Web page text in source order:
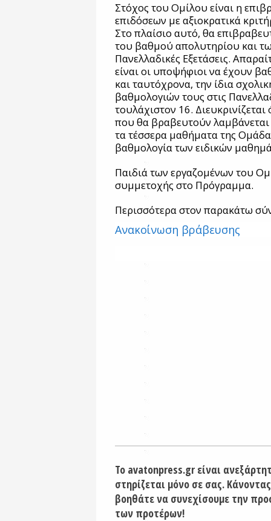
Στόχος του Ομίλου είναι η
επιδόσεων με αξιοκρατικά
Στο πλαίσιο αυτό, θα
του βαθμού απολυτηρίου και
Πανελλαδικές Εξετάσεις.
είναι οι υποψήφιοι να έχουν
και ταυτόχρονα, την ίδια
βαθμολογιών τους στις
τουλάχιστον 16.
που θα βραβευτούν
τα τέσσερα μαθήματα της
βαθμολογία των ειδικών
Παιδιά των εργαζομένων του
συμμετοχής στο Πρόγραμμα.
Περισσότερα στον παρακάτω
Ανακοίνωση βράβευσης
Το avatonpress.gr είναι
στηρίζεται μόνο σε σας.
βοηθάτε να συνεχίσουμε την
των προτέρων!